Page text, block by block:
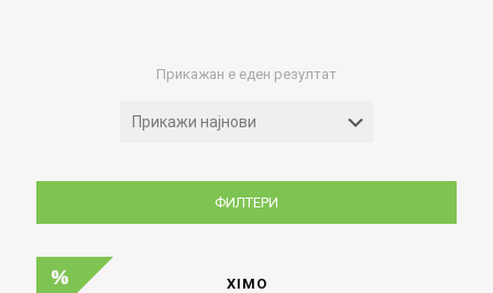
Прикажан е еден резултат
ФИЛТЕРИ
XIMO